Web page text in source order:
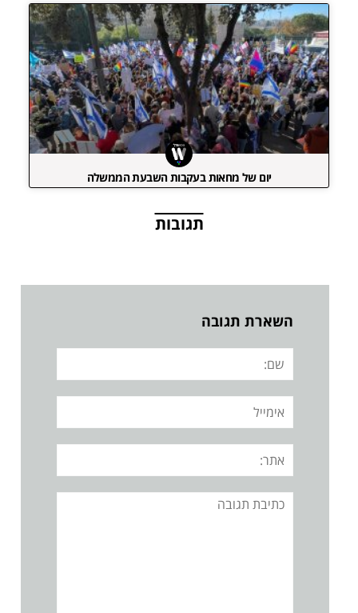
יום של מחאות בעקבות השבעת הממשלה
תגובות
השארת תגובה
שם:
אימייל
אתר:
תגובה